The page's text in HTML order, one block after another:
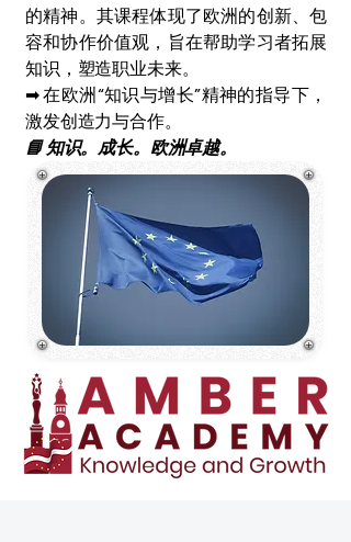
的精神。其课程体现了欧洲的创新、包
容和协作价值观，旨在帮助学习者拓展
知识，塑造职业未来。
➡ 在欧洲“知识与增长”精神的指导下，
激发创造力与合作。
📘 知识。成长。欧洲卓越。